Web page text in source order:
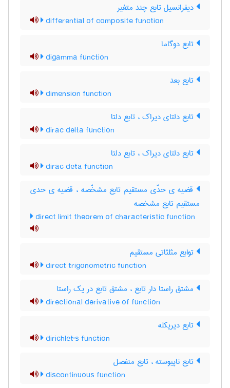
دیفرانسیل تابع چند متغیر
differential of composite function
تابع دوگاما
digamma function
تابع بعد
dimension function
تابع دلتای دیراک ، تابع دلتا
dirac delta function
تابع دلتای دیراک ، تابع دلتا
dirac deta function
قضیه ی حدّی مستقیم تابع مشخّصه ، قضیه ی حدی
مستقیم تابع مشخصه
direct limit theorem of characteristic function
توابع مثلثاتی مستقیم
direct trigonometric function
مشتق راستا دار تابع ، مشتق تابع در یک راستا
directional derivative of function
تابع دیریکله
dirichlet's function
تابع ناپیوسته ، تابع منفصل
discontinuous function